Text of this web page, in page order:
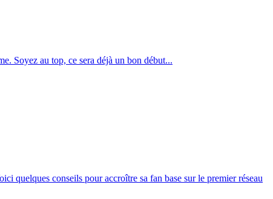
Soyez au top, ce sera déjà un bon début...
quelques conseils pour accroître sa fan base sur le premier réseau